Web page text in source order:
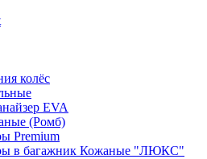
колёс
EVA
(Ромб)
Premium
в багажник Кожаные "ЛЮКС"